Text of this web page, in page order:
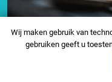
Wij maken gebruik van
gebruiken geeft u